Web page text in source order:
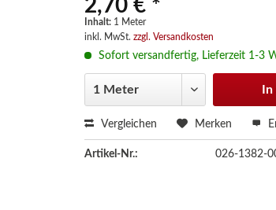
2,70 € *
Inhalt: 1 Meter
inkl. MwSt.zzgl. Versandkosten
Sofort versandfertig, Lieferzeit 1-3
Vergleichen Merken
Artikel-Nr.: 026-1382-